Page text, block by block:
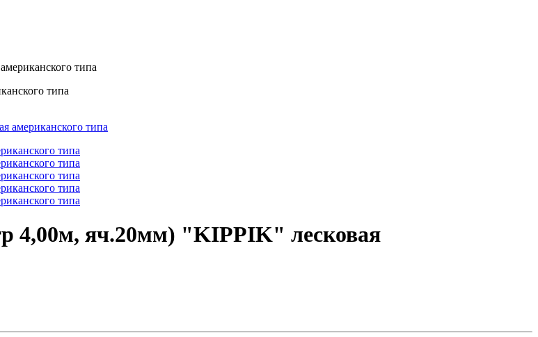
типа
типа
4,00м, яч.20мм) "KIPPIK" лесковая